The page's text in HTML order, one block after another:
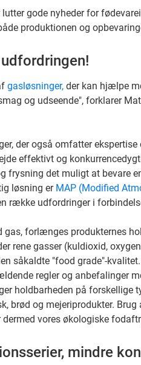
gode nyheder for
produktionen og
gasløsninger, der kan hjælpe
og udseende", forklarer
der også omfatter ekspertise
effektivt og
frysning det muligt at bevare
løsning er MAP (Modified
række udfordringer i
gas, forlænges produkternes
rene gasser (kuldioxid,
såkaldte "food grade"-
regler og anbefalinger
holdbarheden på forskellige
brød og mejeriprodukter.
vores økologiske
mindre